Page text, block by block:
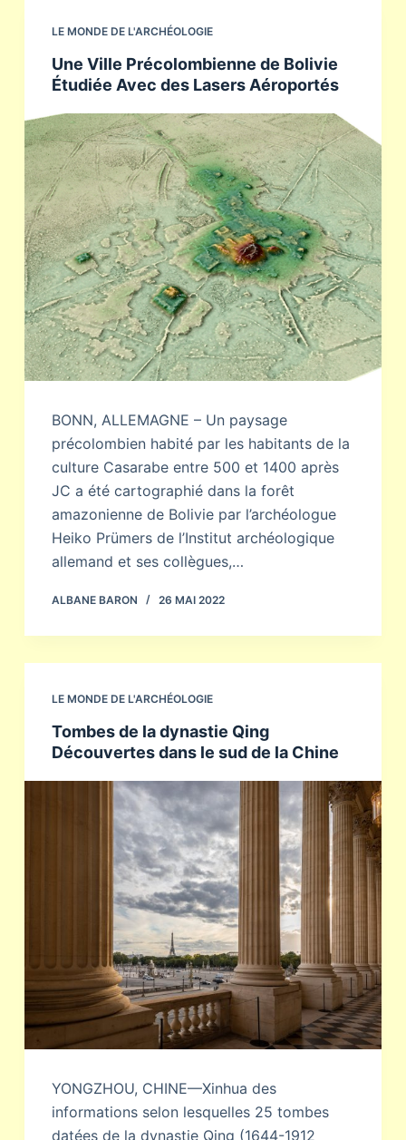
LE MONDE DE L'ARCHÉOLOGIE
Une Ville Précolombienne de Bolivie
Étudiée Avec des Lasers Aéroportés
BONN, ALLEMAGNE – Un paysage
précolombien habité par les habitants de la
culture Casarabe entre 500 et 1400 après
JC a été cartographié dans la forêt
amazonienne de Bolivie par l’archéologue
Heiko Prümers de l’Institut archéologique
allemand et ses collègues,…
ALBANE BARON 26 MAI 2022
LE MONDE DE L'ARCHÉOLOGIE
Tombes de la dynastie Qing
Découvertes dans le sud de la Chine
YONGZHOU, CHINE—Xinhua des
informations selon lesquelles 25 tombes
datées de la dynastie Qing (1644-1912